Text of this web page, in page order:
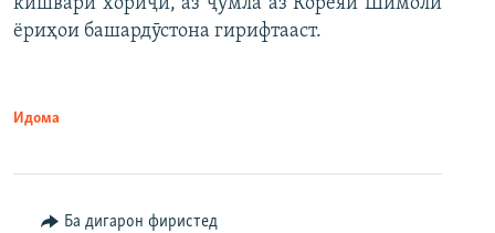
кишвари хориҷӣ, аз ҷумла аз Кореяи Шимолӣ
ёриҳои башардӯстона гирифтааст.
Идома
Ба дигарон фиристед